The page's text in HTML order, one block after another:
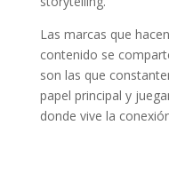
Las marcas que
contenido se
son las que
papel principal y
donde vive la